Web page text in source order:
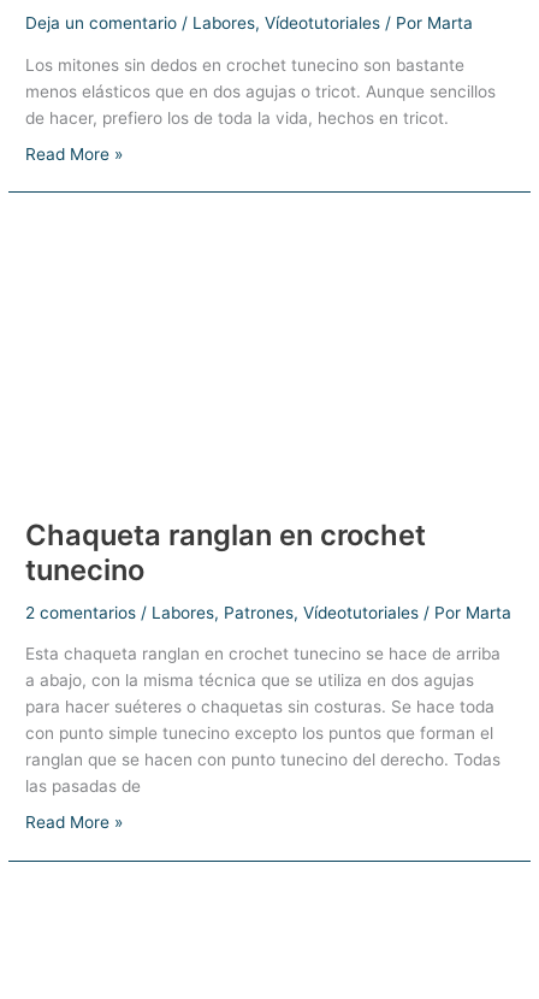
Deja un comentario / Labores,Vídeotutoriales / Por Marta
Los mitones sin dedos en crochet tunecino son bastante
menos elásticos que en dos agujas o tricot. Aunque sencillos
de hacer, prefiero los de toda la vida, hechos en tricot.
Mitones
Read More »
Chaqueta ranglan en crochet
tunecino
2 comentarios / Labores, Patrones,Vídeotutoriales / Por Marta
Esta chaqueta ranglan en crochet tunecino se hace de arriba
a abajo, con la misma técnica que se utiliza en dos agujas
para hacer suéteres o chaquetas sin costuras. Se hace toda
con punto simple tunecino excepto los puntos que forman el
ranglan que se hacen con punto tunecino del derecho. Todas
las pasadas de
Chaqueta
Read More »